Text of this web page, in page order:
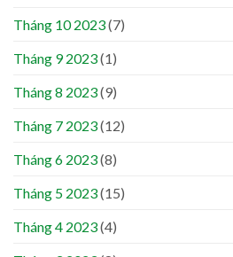
Tháng 10 2023(7)
Tháng 9 2023(1)
Tháng 8 2023(9)
Tháng 7 2023(12)
Tháng 6 2023(8)
Tháng 5 2023(15)
Tháng 4 2023(4)